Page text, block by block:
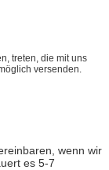
treten, die mit uns
versenden.
wenn wir
es 5-7